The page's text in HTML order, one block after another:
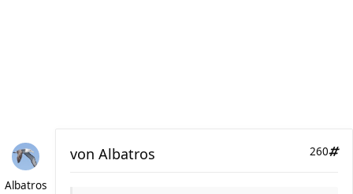
Albatros
260
von Albatros